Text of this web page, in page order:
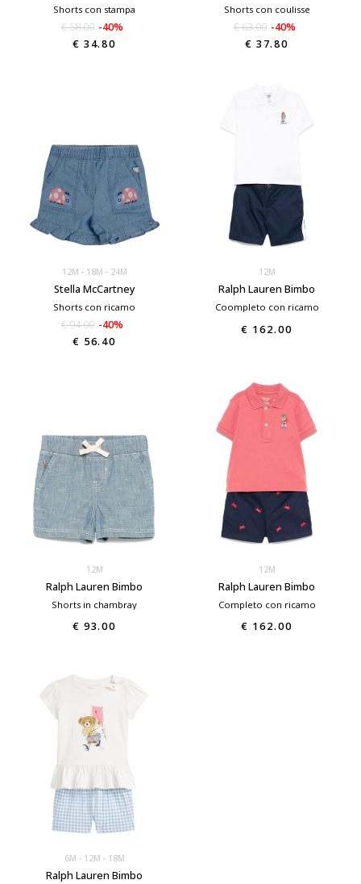
Shorts con stampa
€ 58.00 -40%
€ 34.80
Shorts con coulisse
€ 63.00 -40%
€ 37.80
12M 18M 24M
Stella McCartney
Shorts con ricamo
€ 94.00 -40%
€ 56.40
12M
Ralph Lauren Bimbo
Coompleto con ricamo
€ 162.00
12M
Ralph Lauren Bimbo
Shorts in chambray
€ 93.00
12M
Ralph Lauren Bimbo
Completo con ricamo
€ 162.00
6M 12M 18M
Ralph Lauren Bimbo